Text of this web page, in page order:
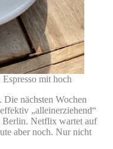
mit hoch
Die nächsten Wochen
„alleinerziehend“
Berlin. Netflix wartet auf
aber noch. Nur nicht